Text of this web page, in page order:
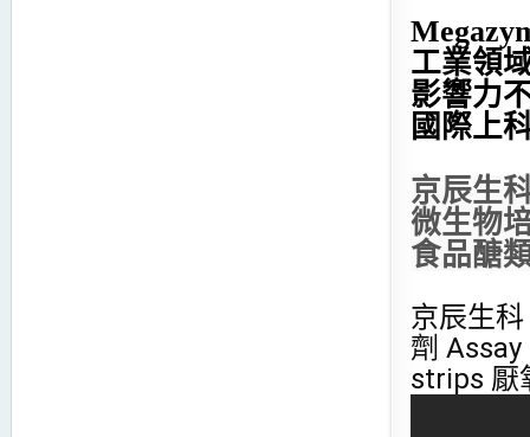
工業領
影響力
國際上
京辰生
微生物
食品醣
京辰生
劑
strips 厭